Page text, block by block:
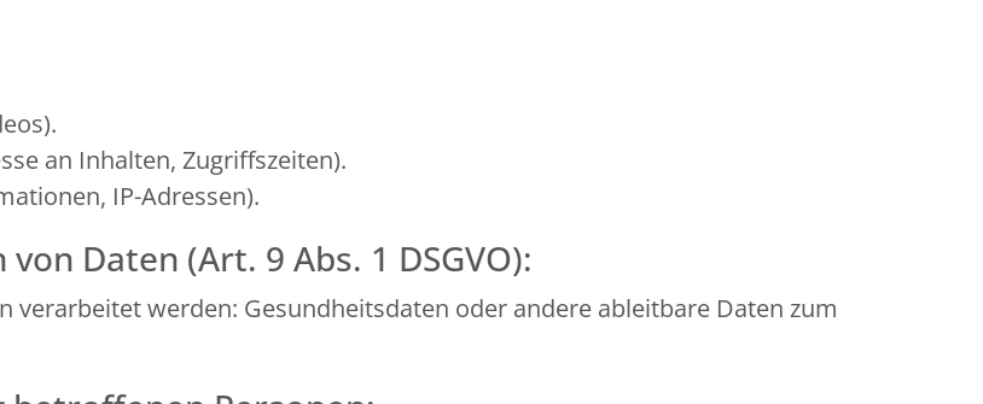
an Inhalten, Zugriffszeiten).
IP-Adressen).
Daten (Art. 9 Abs. 1 DSGVO):
verarbeitet werden: Gesundheitsdaten oder andere ableitbare Daten zum